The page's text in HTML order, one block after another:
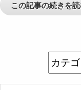
この記事の続きを